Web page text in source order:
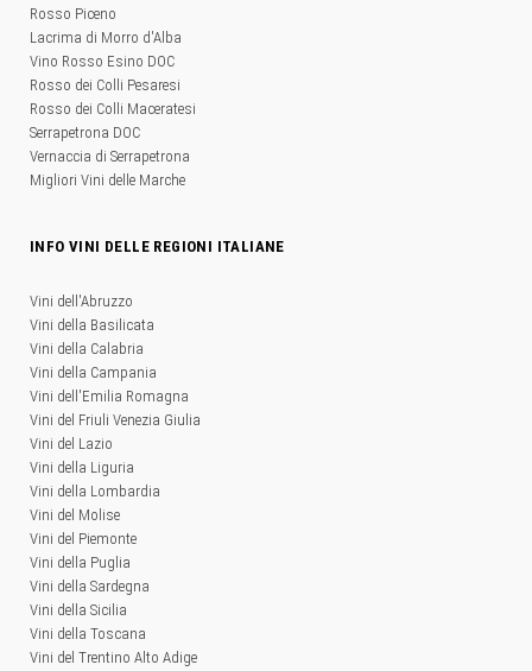
Rosso Piceno
Lacrima di Morro d'Alba
Vino Rosso Esino DOC
Rosso dei Colli Pesaresi
Rosso dei Colli Maceratesi
Serrapetrona DOC
Vernaccia di Serrapetrona
Migliori Vini delle Marche
INFO VINI DELLE REGIONI ITALIANE
Vini dell'Abruzzo
Vini della Basilicata
Vini della Calabria
Vini della Campania
Vini dell'Emilia Romagna
Vini del Friuli Venezia Giulia
Vini del Lazio
Vini della Liguria
Vini della Lombardia
Vini del Molise
Vini del Piemonte
Vini della Puglia
Vini della Sardegna
Vini della Sicilia
Vini della Toscana
Vini del Trentino Alto Adige